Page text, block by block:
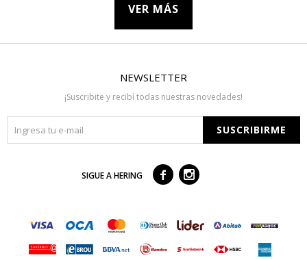
VER MÁS
NEWSLETTER
¡Suscribite y recibí todas nuestras novedades!
SUSCRIBIRME
SIGUE A HERING  